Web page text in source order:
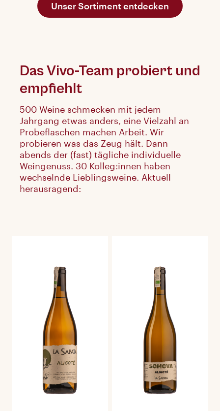
Unser Sortiment entdecken
Das Vivo-Team probiert und
empfiehlt
500 Weine schmecken mit jedem
Jahrgang etwas anders, eine Vielzahl an
Probeflaschen machen Arbeit. Wir
probieren was das Zeug hält. Dann
abends der (fast) tägliche individuelle
Weingenuss. 30 Kolleg:innen haben
wechselnde Lieblingsweine. Aktuell
herausragend: